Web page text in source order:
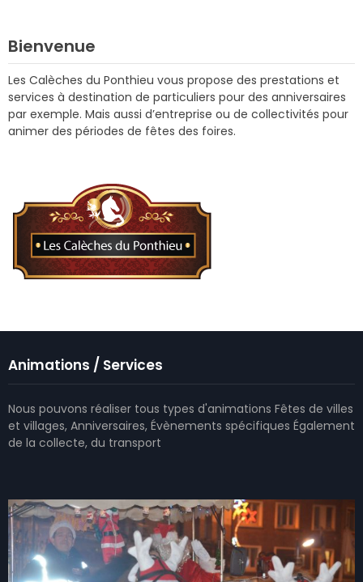
Bienvenue
Les Calèches du Ponthieu vous propose des prestations et
services à destination de particuliers pour des anniversaires
par exemple. Mais aussi d’entreprise ou de collectivités pour
animer des périodes de fêtes des foires.
Animations / Services
Nous pouvons réaliser tous types d'animations Fêtes de villes
et villages, Anniversaires, Évènements spécifiques Également
de la collecte, du transport